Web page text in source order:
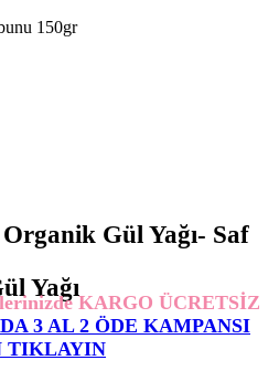
150gr
Gül Yağı- Saf
Yağı
KARGO ÜCRETSİZ
3 AL 2 ÖDE KAMPANSI
TIKLAYIN